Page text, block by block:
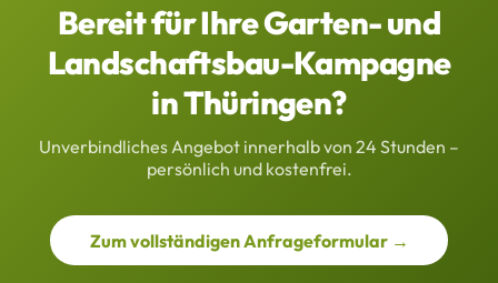
Bereit für Ihre Garten- und
Landschaftsbau-Kampagne
in Thüringen?
Unverbindliches Angebot innerhalb von 24 Stunden –
persönlich und kostenfrei.
Zum vollständigen Anfrageformular →